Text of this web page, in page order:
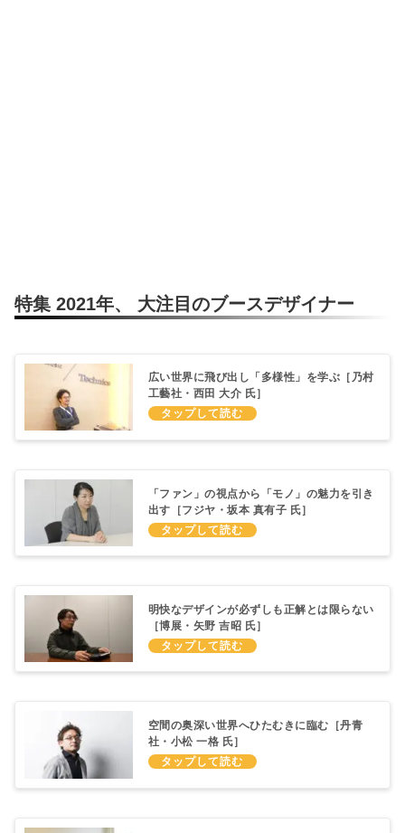
特集 2021年、 大注目のブースデザイナー
広い世界に飛び出し「多様性」を学ぶ［乃村
工藝社・西田 大介 氏］
「ファン」の視点から「モノ」の魅力を引き
出す［フジヤ・坂本 真有子 氏］
明快なデザインが必ずしも正解とは限らない
［博展・矢野 吉昭 氏］
空間の奥深い世界へひたむきに臨む［丹青
社・小松 一格 氏］